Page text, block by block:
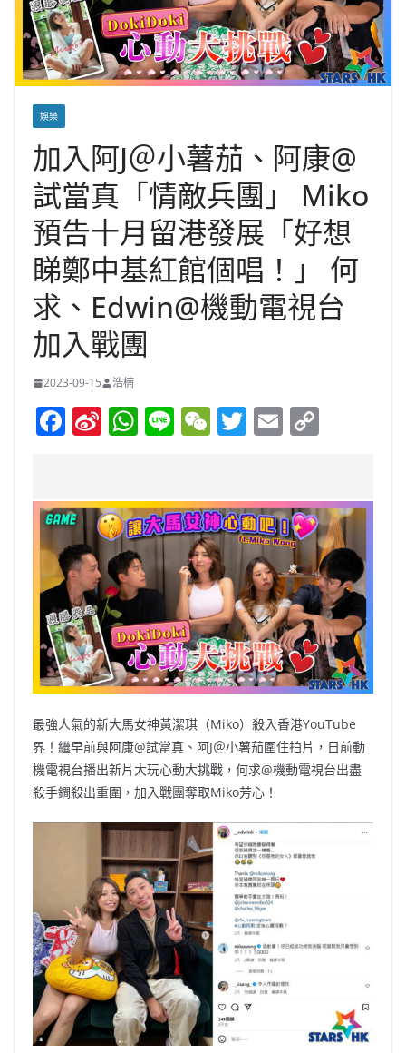
娛樂
加入阿J＠小薯茄、阿康@
試當真「情敵兵團」 Miko
預告十月留港發展「好想
睇鄭中基紅館個唱！」 何
求、Edwin@機動電視台
加入戰團
2023-09-15 浩楠
F
e
b
o
o
k
Si
W
ei
b
o
W
s
A
p
p
Li W
h
at
T
er
E
l y
Li
n
k
最強人氣的新大馬女神黃潔琪（Miko）殺入香港YouTube
界！繼早前與阿康@試當真、阿J＠小薯茄圍住拍片，日前動
機電視台播出新片大玩心動大挑戰，何求@機動電視台出盡
殺手鐧殺出重圍，加入戰團奪取Miko芳心！